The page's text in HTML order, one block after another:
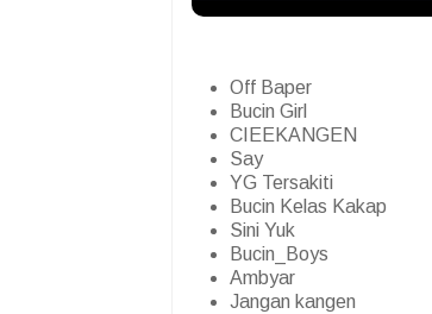
Off Baper
Bucin Girl
CIEEKANGEN
Say
YG Tersakiti
Bucin Kelas Kakap
Sini Yuk
Bucin_Boys
Ambyar
Jangan kangen